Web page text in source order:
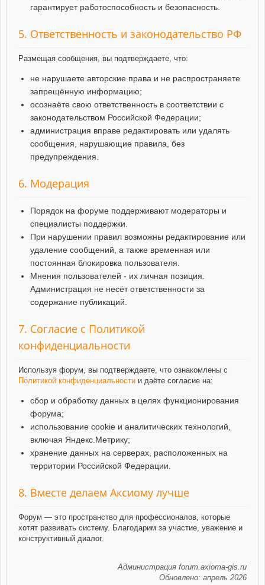
гарантирует работоспособность и безопасность.
5. Ответственность и законодательство РФ
Размещая сообщения, вы подтверждаете, что:
не нарушаете авторские права и не распространяете
запрещённую информацию;
осознаёте свою ответственность в соответствии с
законодательством Российской Федерации;
администрация вправе редактировать или удалять
сообщения, нарушающие правила, без
предупреждения.
6. Модерация
Порядок на форуме поддерживают модераторы и
специалисты поддержки.
При нарушении правил возможны редактирование или
удаление сообщений, а также временная или
постоянная блокировка пользователя.
Мнения пользователей - их личная позиция.
Администрация не несёт ответственности за
содержание публикаций.
7. Согласие с Политикой
конфиденциальности
Используя форум, вы подтверждаете, что ознакомлены с
Политикой конфиденциальности и даёте согласие на:
сбор и обработку данных в целях функционирования
форума;
использование cookie и аналитических технологий,
включая Яндекс.Метрику;
хранение данных на серверах, расположенных на
территории Российской Федерации.
8. Вместе делаем Аксиому лучше
Форум — это пространство для профессионалов, которые
хотят развивать систему. Благодарим за участие, уважение и
конструктивный диалог.
Администрация forum.axioma-gis.ru
Обновлено: апрель 2026